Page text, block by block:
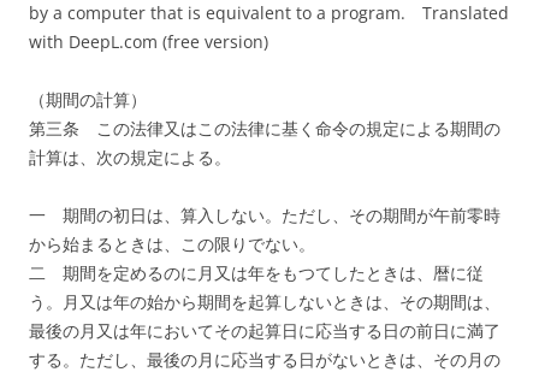
by a computer that is equivalent to a program. Translated
with DeepL.com (free version)
（期間の計算）
第三条 この法律又はこの法律に基く命令の規定による期間の
計算は、次の規定による。
一 期間の初日は、算入しない。ただし、その期間が午前零時
から始まるときは、この限りでない。
二 期間を定めるのに月又は年をもつてしたときは、暦に従
う。月又は年の始から期間を起算しないときは、その期間は、
最後の月又は年においてその起算日に応当する日の前日に満了
する。ただし、最後の月に応当する日がないときは、その月の